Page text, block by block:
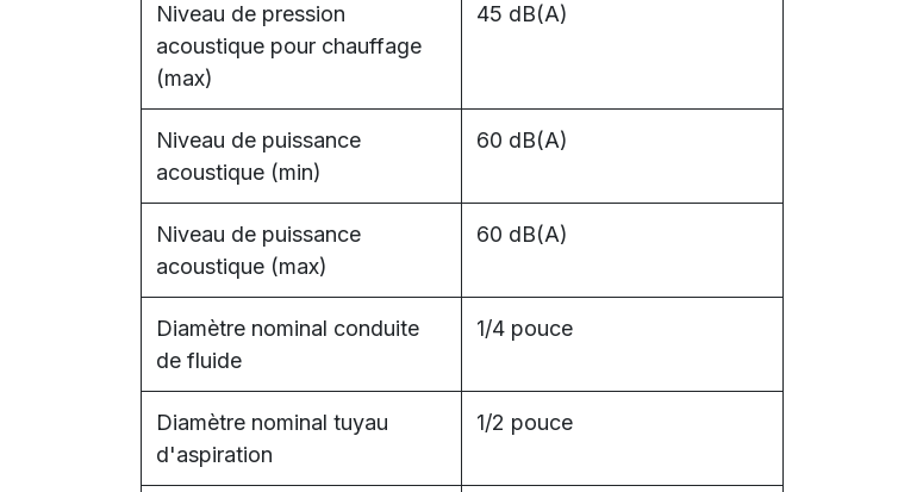
Niveau de pression
acoustique pour chauffage
(max)
45 dB(A)
Niveau de puissance
acoustique (min)
60 dB(A)
Niveau de puissance
acoustique (max)
60 dB(A)
Diamètre nominal conduite
de fluide
1/4 pouce
Diamètre nominal tuyau
d'aspiration
1/2 pouce